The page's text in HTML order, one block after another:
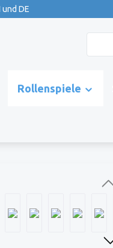
springen
und DE
Rollenspiele